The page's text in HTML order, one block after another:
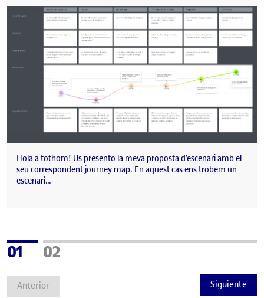
Hola a tothom! Us presento la meva proposta d’escenari amb el
seu correspondent journey map. En aquest cas ens trobem un
escenari…
Anterior
Página
01 Página
02
Siguiente